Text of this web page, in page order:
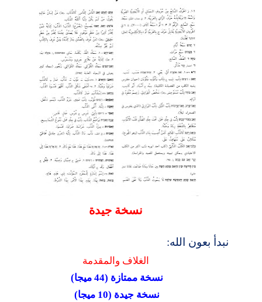
نسخة جيدة
نبدأ بعون الله:
لغلاف وا لمقدمة
نسخة ممتازة (44 ميجا)
نسخة جيدة (10 ميجا)